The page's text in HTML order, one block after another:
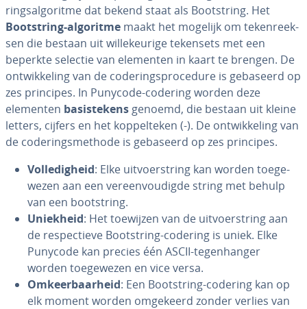
ringsal­go­rit­me dat bekend staat als Boot­string. Het
Boot­string-algoritme maakt het mogelijk om te­ken­reek­
sen die bestaan uit wil­le­keu­ri­ge tekensets met een
beperkte selectie van elementen in kaart te brengen. De
ont­wik­ke­ling van de co­de­rings­pro­ce­du­re is gebaseerd op
zes principes. In Punycode-codering worden deze
elementen ba­sis­te­kens genoemd, die bestaan uit kleine
letters, cijfers en het kop­pel­te­ken (-). De ont­wik­ke­ling van
de co­de­rings­me­tho­de is gebaseerd op zes principes.
Vol­le­dig­heid: Elke uit­voer­string kan worden toe­ge­
we­zen aan een ver­een­vou­dig­de string met behulp
van een boot­string.
Uniekheid: Het toewijzen van de uit­voer­string aan
de res­pec­tie­ve Boot­string-codering is uniek. Elke
Punycode kan precies één ASCII-te­gen­han­ger
worden toe­ge­we­zen en vice versa.
Om­keer­baar­heid: Een Boot­string-codering kan op
elk moment worden omgekeerd zonder verlies van